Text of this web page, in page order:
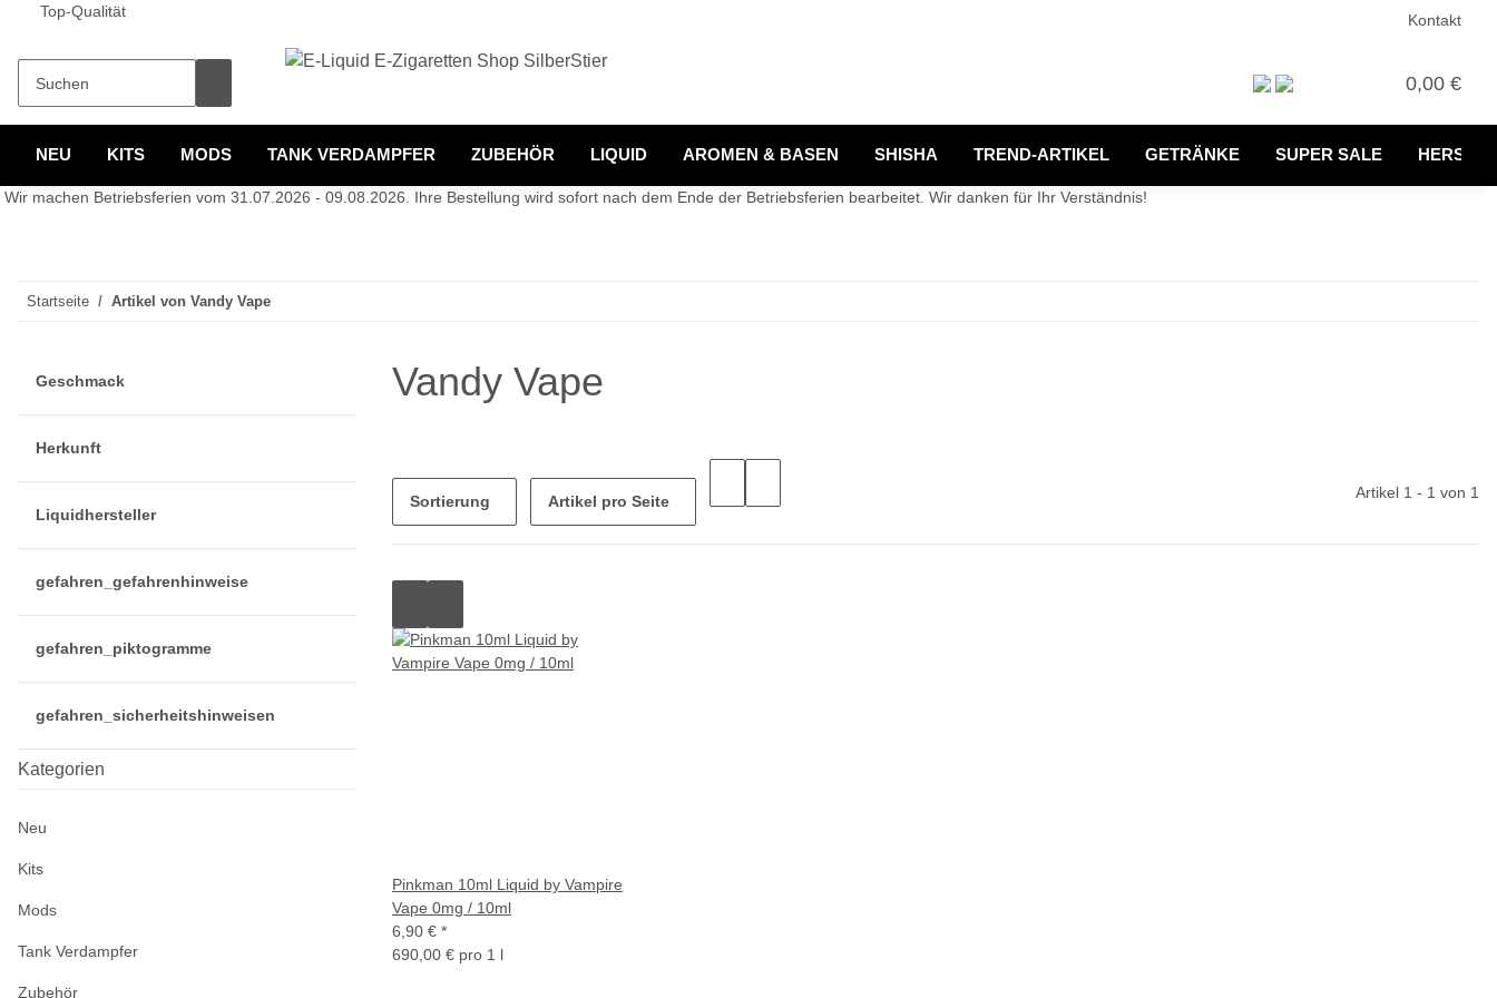
Kontakt
Top-Qualität
0,00 €
NEU KITS MODS TANK VERDAMPFER ZUBEHÖR LIQUID AROMEN & BASEN SHISHA TREND-ARTIKEL GETRÄNKE SUPER SALE
Wir machen Betriebsferien vom 31.07.2026 - 09.08.2026. Ihre Bestellung wird sofort nach dem Ende der Betriebsferien bearbeitet. Wir danken für Ihr Verständnis!
Startseite Artikel von Vandy Vape
Vandy Vape
Sortierung Artikel pro Seite
Artikel 1 - 1 von 1
Pinkman 10ml Liquid by Vampire
Vape 0mg / 10ml
6,90 € *
690,00 € pro 1 l
Geschmack
Herkunft
Liquidhersteller
gefahren_gefahrenhinweise
gefahren_piktogramme
gefahren_sicherheitshinweisen
Kategorien
Neu
Kits
Mods
Tank Verdampfer
Zubehör